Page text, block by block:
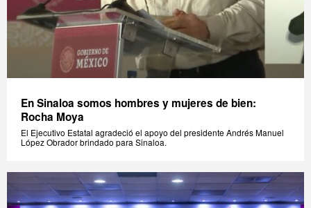
En Sinaloa somos hombres y mujeres de bien:
Rocha Moya
El Ejecutivo Estatal agradeció el apoyo del presidente Andrés Manuel
López Obrador brindado para Sinaloa.